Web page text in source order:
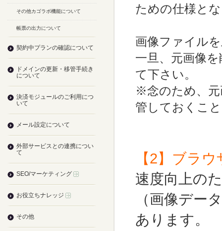
ための仕様と
画像ファイル
一旦、元画像
て下さい。
※念のため、元
管しておくこ
【2】ブラ
速度向上の
（画像デー
あります。
その他カゴラボ機能について
帳票の出力について
契約中プランの確認について
ドメインの更新・移管手続き
について
決済モジュールのご利用につ
いて
メール設定について
外部サービスとの連携につい
て
SEO/マーケティング
お役立ちナレッジ
その他